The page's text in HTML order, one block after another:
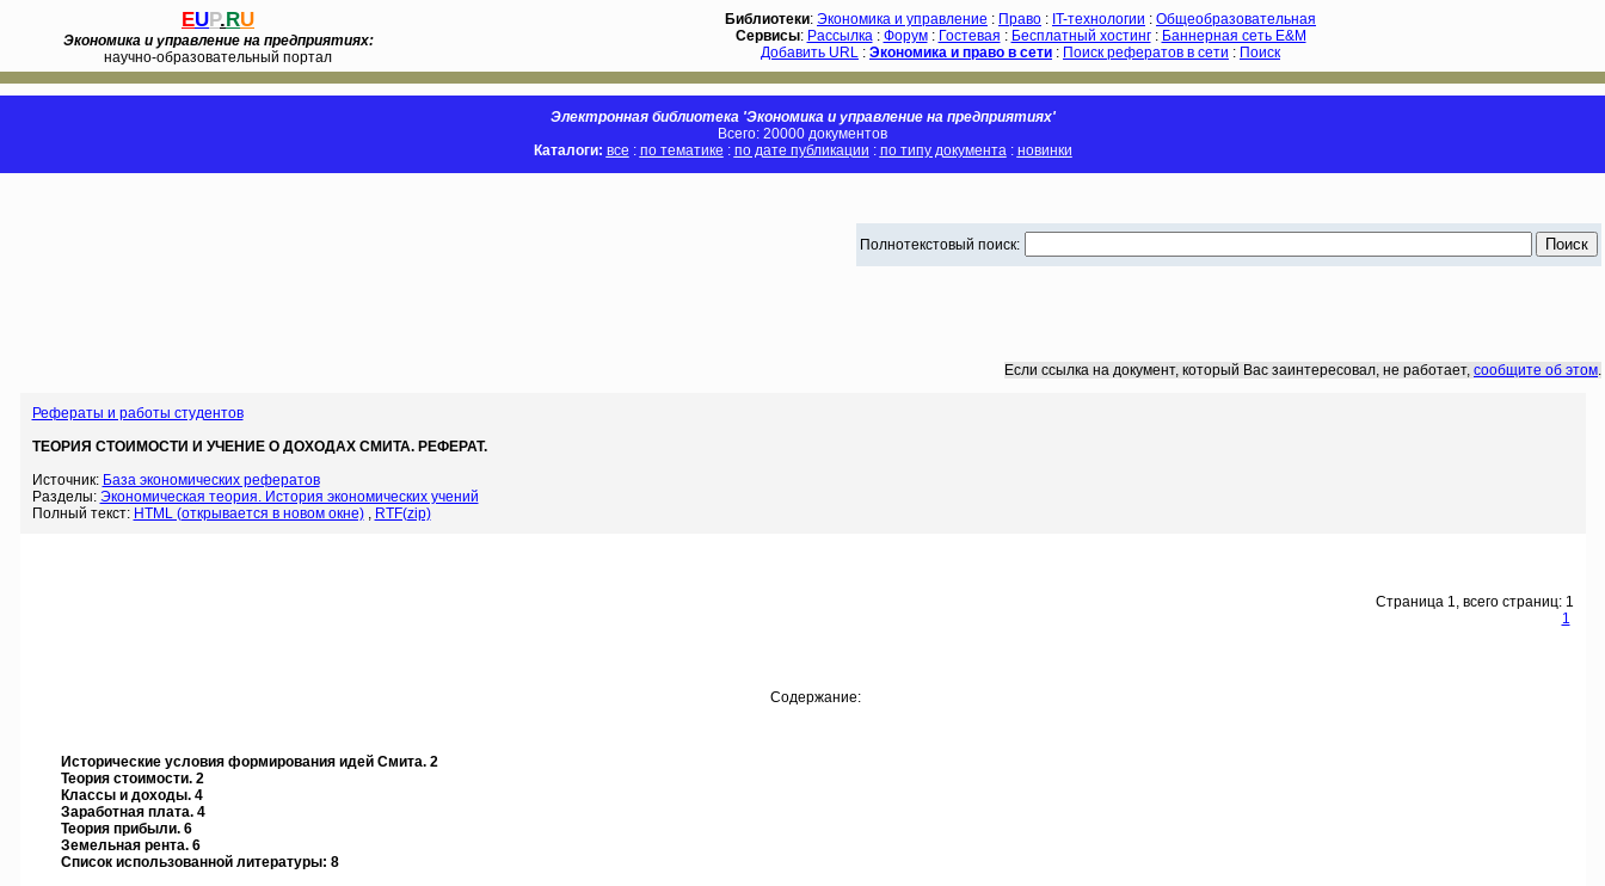
EUP.RU
Экономика и управление на предприятиях:
научно-образовательный портал
Библиотеки: Экономика и управление : Право : IT-технологии : Общеобразовательная
Сервисы: Рассылка: Форум: Гостевая : Бесплатный хостинг: Баннерная сеть E&M
Добавить URL : Экономика и право в сети : Поиск рефератов в сети : Поиск
Электронная библиотека 'Экономика и управление на предприятиях'
Всего: 20000 документов
Каталоги: все : по тематике : по дате публикации : по типу документа: новинки
Полнотекстовый поиск:
Если ссылка на документ, который Вас заинтересовал, не работает, сообщите об этом.
Рефераты и работы студентов
ТЕОРИЯ СТОИМОСТИ И УЧЕНИЕ О ДОХОДАХ СМИТА. РЕФЕРАТ.
Источник: База экономических рефератов
Разделы: Экономическая теория. История экономических учений
Полный текст: HTML (открывается в новом окне), RTF(zip)
Страница 1, всего страниц: 1
1
Содержание:
Исторические условия формирования идей Смита. 2
Теория стоимости. 2
Классы и доходы. 4
Заработная плата. 4
Теория прибыли. 6
Земельная рента. 6
Список использованной литературы: 8